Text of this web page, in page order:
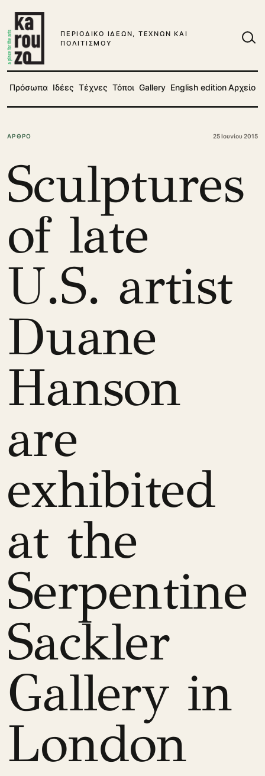
ΠΕΡΙΟΔΙΚΟ ΙΔΕΩΝ, ΤΕΧΝΩΝ ΚΑΙ
ΠΟΛΙΤΙΣΜΟΥ
Πρόσωπα Ιδέες Τέχνες Τόποι Gallery English editionΑρχείο
ΑΡΘΡΟ 25 Ιουνίου 2015
Sculptures
of late
U.S. artist
Duane
Hanson
are
exhibited
at the
Serpentine
Sackler
Gallery in
London